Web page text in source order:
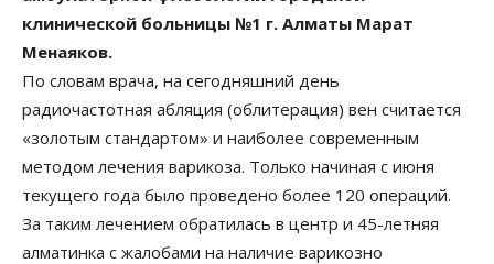
клинической больницы №1 г. Алматы Марат
Менаяков.
По словам врача, на сегодняшний день
радиочастотная абляция (облитерация) вен считается
«золотым стандартом» и наиболее современным
методом лечения варикоза. Только начиная с июня
текущего года было проведено более 120 операций.
За таким лечением обратилась в центр и 45-летняя
алматинка с жалобами на наличие варикозно